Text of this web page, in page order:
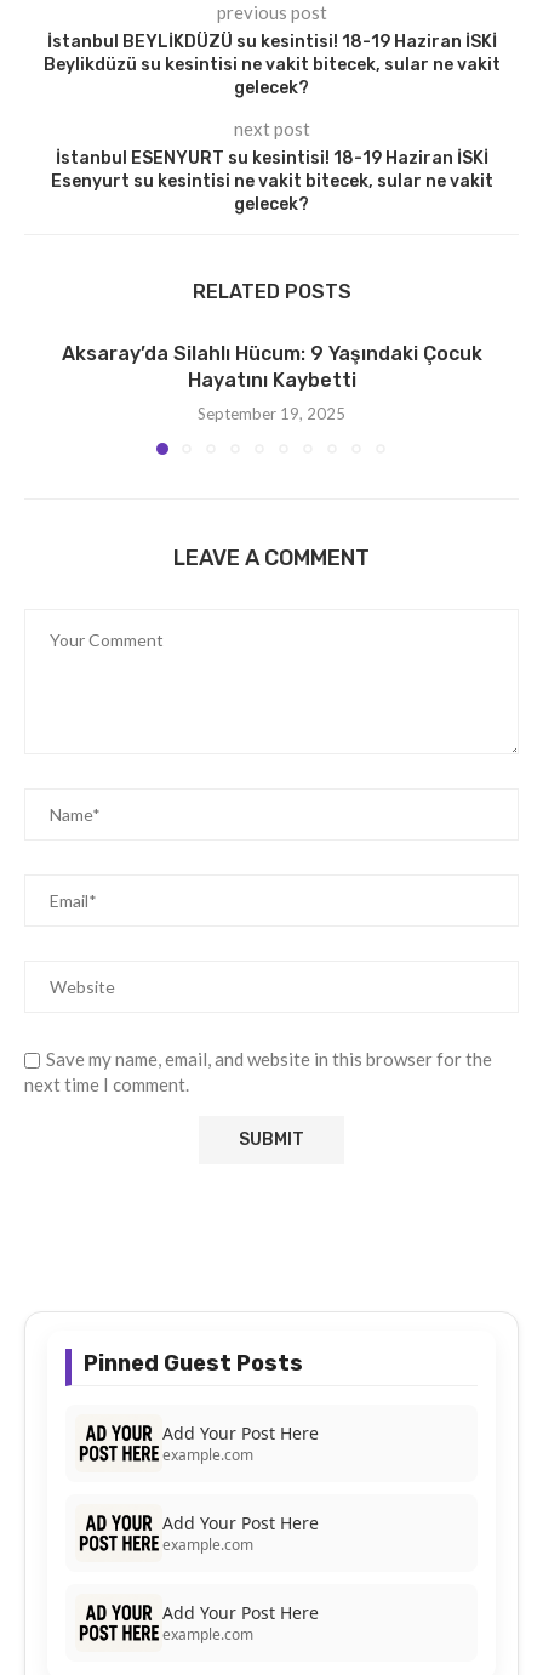
previous post
İstanbul BEYLİKDÜZÜ su kesintisi! 18-19 Haziran İSKİ
Beylikdüzü su kesintisi ne vakit bitecek, sular ne vakit
gelecek?
next post
İstanbul ESENYURT su kesintisi! 18-19 Haziran İSKİ
Esenyurt su kesintisi ne vakit bitecek, sular ne vakit
gelecek?
RELATED POSTS
Aksaray’da Silahlı Hücum: 9 Yaşındaki Çocuk
Hayatını Kaybetti
September 19, 2025
LEAVE A COMMENT
Save my name, email, and website in this browser for the
next time I comment.
Pinned Guest Posts
Add Your Post Here
example.com
Add Your Post Here
example.com
Add Your Post Here
example.com